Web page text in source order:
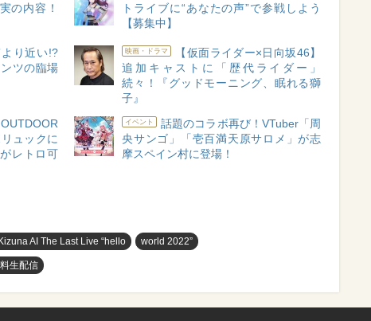
の内容！
トライブに“あなたの声”で参戦しよう
【募集中】
より近い!?
ツの臨場
映画・ドラマ
【仮面ライダー×日向坂46】
追加キャストに「歴代ライダー」
続々！『グッドモーニング、眠れる獅
子』
ュックに
レトロ可
イベント
話題のコラボ再び！VTuber「周
央サンゴ」「壱百満天原サロメ」が志
摩スペイン村に登場！
Kizuna AI The Last Live “hello world 2022”
生配信